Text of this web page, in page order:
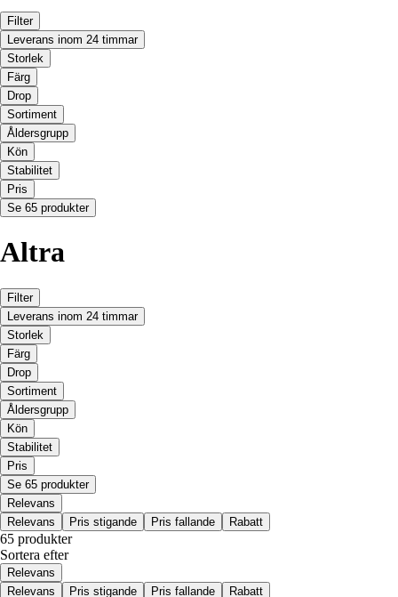
Filter
Leverans inom 24 timmar
Storlek
Färg
Drop
Sortiment
Åldersgrupp
Kön
Stabilitet
Pris
Se 65 produkter
Altra
Filter
Leverans inom 24 timmar
Storlek
Färg
Drop
Sortiment
Åldersgrupp
Kön
Stabilitet
Pris
Se 65 produkter
Relevans
Relevans
Pris stigande Pris fallande Rabatt
65 produkter
Sortera efter
Relevans
Relevans
Pris stigande Pris fallande Rabatt